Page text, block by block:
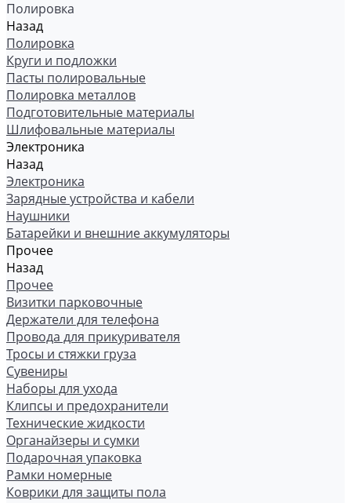
Полировка
Назад
Полировка
Круги и подложки
Пасты полировальные
Полировка металлов
Подготовительные материалы
Шлифовальные материалы
Электроника
Назад
Электроника
Зарядные устройства и кабели
Наушники
Батарейки и внешние аккумуляторы
Прочее
Назад
Прочее
Визитки парковочные
Держатели для телефона
Провода для прикуривателя
Тросы и стяжки груза
Сувениры
Наборы для ухода
Клипсы и предохранители
Технические жидкости
Органайзеры и сумки
Подарочная упаковка
Рамки номерные
Коврики для защиты пола